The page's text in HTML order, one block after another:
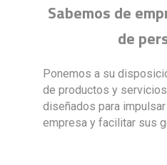
Sabemos de
de
Ponemos a su
de productos y
diseñados para
empresa y facilitar sus